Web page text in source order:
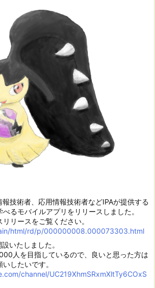
技術者、応用情報技術者などIPAが提供する
るモバイルアプリをリリースしました。
リースをご覧ください。
html/rd/p/000000008.000073303.html
いたしました。
人を目指しているので、良いと思った方は
したいです。
channel/UC219XhmSRxmXltTy6COxS